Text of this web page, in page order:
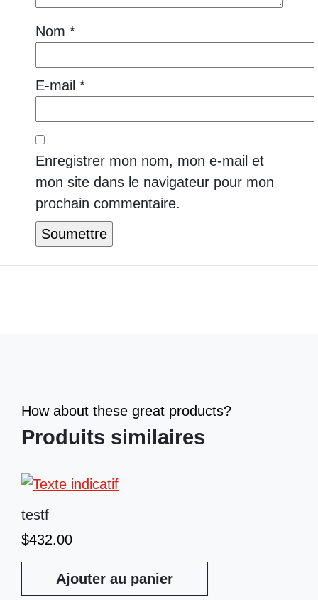
Nom *
E-mail *
Enregistrer mon nom, mon e-mail et
mon site dans le navigateur pour mon
prochain commentaire.
How about these great products?
Produits similaires
testf
$432.00
Ajouter au panier